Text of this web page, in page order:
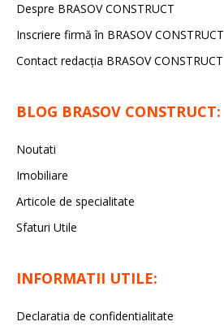
Despre BRASOV CONSTRUCT
Inscriere firmă în BRASOV CONSTRUCT
Contact redacţia BRASOV CONSTRUCT
BLOG BRASOV CONSTRUCT:
Noutati
Imobiliare
Articole de specialitate
Sfaturi Utile
INFORMATII UTILE:
Declaratia de confidentialitate